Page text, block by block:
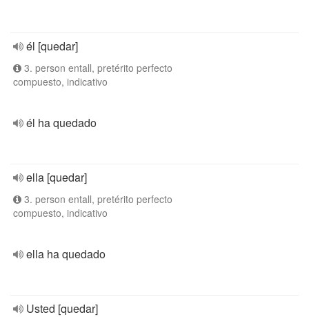
él [quedar]
3. person entall, pretérito perfecto
compuesto, indicativo
él ha quedado
ella [quedar]
3. person entall, pretérito perfecto
compuesto, indicativo
ella ha quedado
Usted [quedar]